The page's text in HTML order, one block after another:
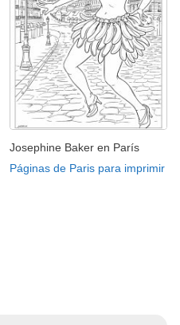
Josephine Baker en París
Páginas de Paris para imprimir